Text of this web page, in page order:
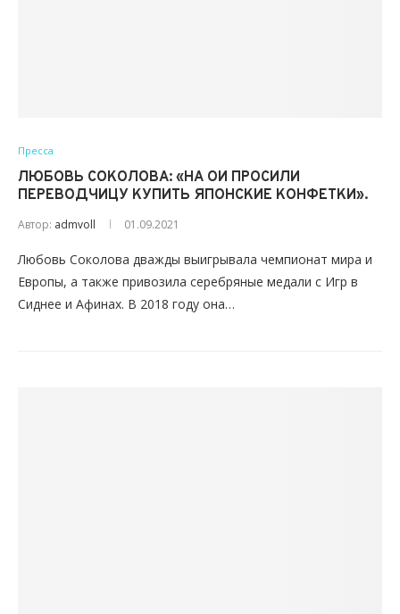
Пресса
ЛЮБОВЬ СОКОЛОВА: «НА ОИ ПРОСИЛИ
ПЕРЕВОДЧИЦУ КУПИТЬ ЯПОНСКИЕ КОНФЕТКИ».
Автор: admvoll 01.09.2021
Любовь Соколова дважды выигрывала чемпионат мира и
Европы, а также привозила серебряные медали с Игр в
Сиднее и Афинах. В 2018 году она…